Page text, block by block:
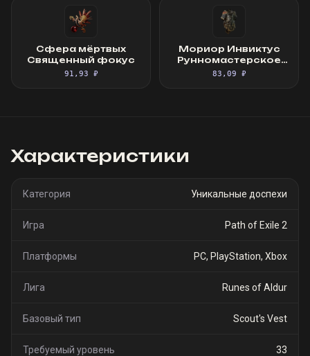
Сфера мёртвых
Священный фокус
91,93 ₽
Мориор Инвиктус
Рунномастерское
Великолепное
83,09 ₽
Характеристики
Категория Уникальные доспехи
Игра Path of Exile 2
Платформы PC, PlayStation, Xbox
Лига Runes of Aldur
Базовый тип Scout's Vest
Требуемый уровень 33